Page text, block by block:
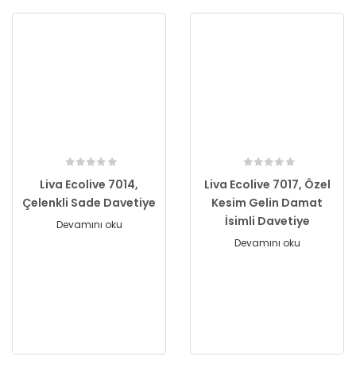
Liva Ecolive 7014,
Çelenkli Sade Davetiye
Devamını oku
Liva Ecolive 7017, Özel
Kesim Gelin Damat
İsimli Davetiye
Devamını oku